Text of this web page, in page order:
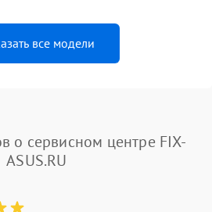
все модели
о сервисном центре FIX-
ASUS.RU